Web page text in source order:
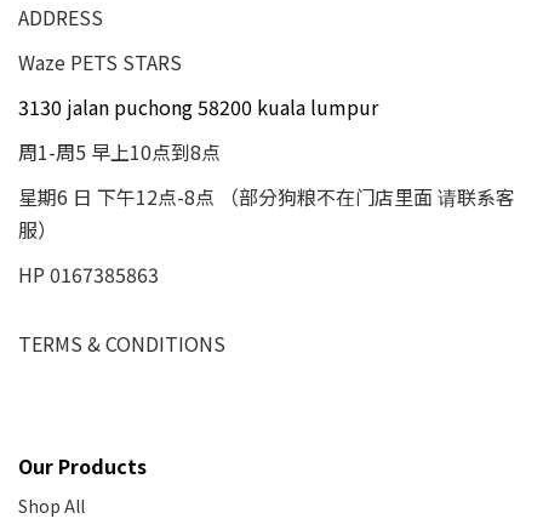
ADDRESS
Waze PETS STARS
3130 jalan puchong 58200 kuala lumpur
周1-周5 早上10点到8点
星期6 日 下午12点-8点 （部分狗粮不在门店里面 请联系客
服）
HP 0167385863
TERMS & CONDITIONS
Our Products
Shop All